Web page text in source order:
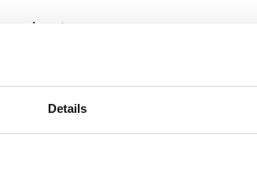
Details
uitvoering van onze dienstverlening, met